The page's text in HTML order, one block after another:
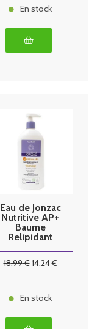
En stock
Eau de Jonzac
Nutritive AP+
Baume
Relipidant
18.99€14.24€
En stock